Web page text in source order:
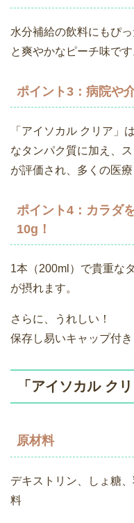
水分補給の飲料にもぴ
と爽やかなピーチ味です
ポイント3：病院や
「アイソカル クリア」
なタンパク質に加え、
が評価され、多くの医
ポイント4：カラダ
10g！
1本（200ml）で貴重な
が摂れます。
さらに、うれしい！
保存し易いキャップ付き
「アイソカル ク
原材料
デキストリン、しょ糖
料